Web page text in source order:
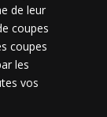
de leur
coupes
coupes
les
vos